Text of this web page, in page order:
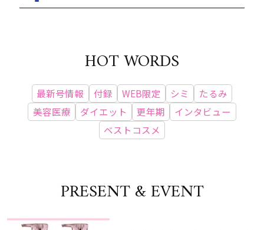
HOT WORDS
最新号情報 付録 WEB限定 シミ
たるみ
美容医療
ダイエット 更年期
インタビュー
ベストコスメ
PRESENT & EVENT